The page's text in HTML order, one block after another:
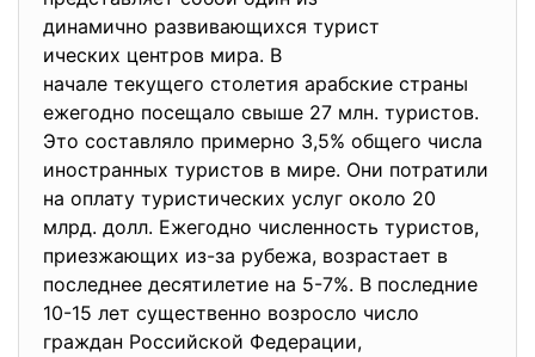
динамично развивающихся турист
ических центров мира. В
начале текущего столетия арабские страны
ежегодно посещало свыше 27 млн. туристов.
Это составляло примерно 3,5% общего числа
иностранных туристов в мире. Они потратили
на оплату туристических услуг около 20
млрд. долл. Ежегодно численность туристов,
приезжающих из-за рубежа, возрастает в
последнее десятилетие на 5-7%. В последние
10-15 лет существенно возросло число
граждан Российской Федерации,